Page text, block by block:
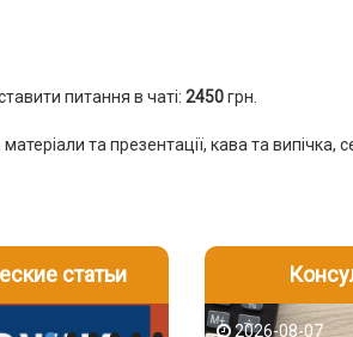
питання в чаті: 2450грн.
та презентації, кава та випічка,
2026-08-06
статьи
2026-08-07
2026-08-07
2026-07-